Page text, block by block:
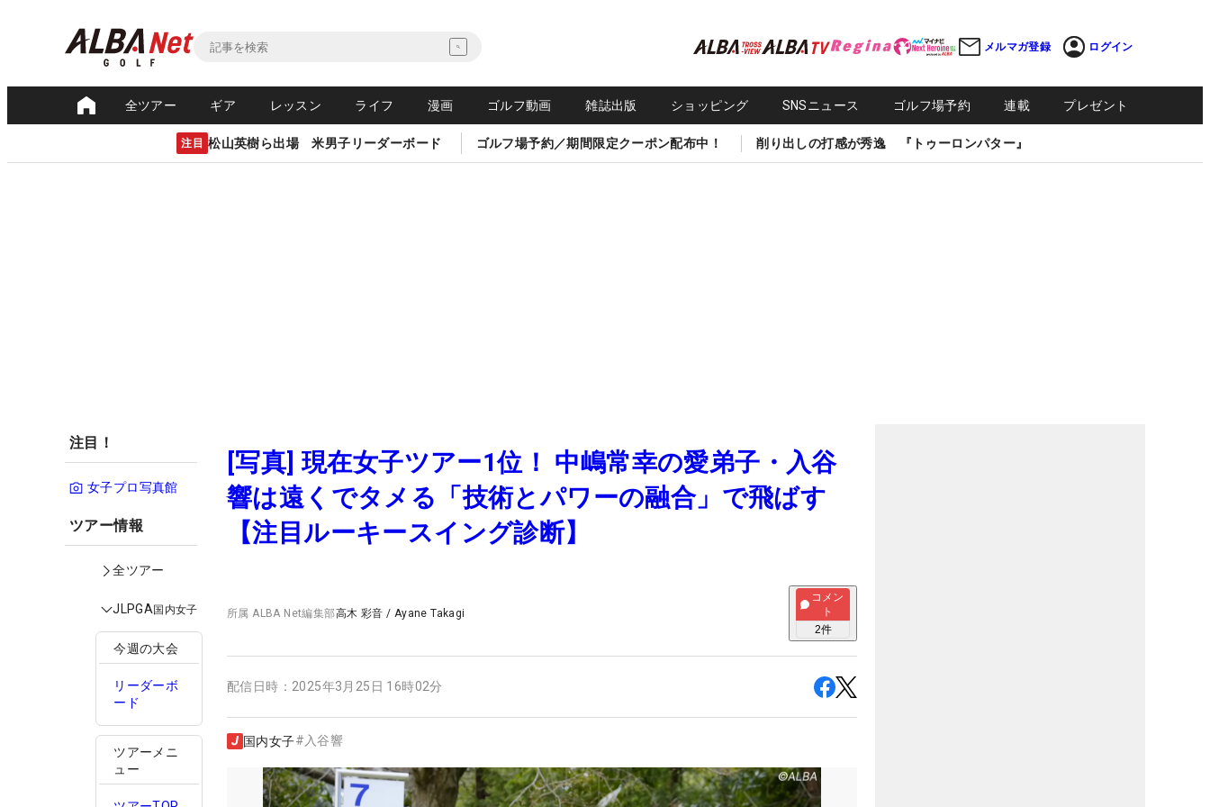
メルマガ登録 ログイン
全ツアー ギア レッスン ライフ 漫画 ゴルフ動画 雑誌出版 ショッピング SNSニュース ゴルフ場予約 連載 プレゼント
注目 松山英樹ら出場 米男子リーダーボード ゴルフ場予約／期間限定クーポン配布中！ 削り出しの打感が秀逸 『トゥーロンパター』
注目！
女子プロ写真館
ツアー情報
全ツアー
JLPGA国内女子
今週の大会
リーダーボ
ード
ツアーメニ
ュー
[写真] 現在女子ツアー1位！ 中嶋常幸の愛弟子・入谷
響は遠くでタメる「技術とパワーの融合」で飛ばす
【注目ルーキースイング診断】
所属ALBA Net編集部高木 彩音 / Ayane Takagi
コメン
ト
2件
配信日時： 2025年3月25日 16時02分
国内女子#入谷響